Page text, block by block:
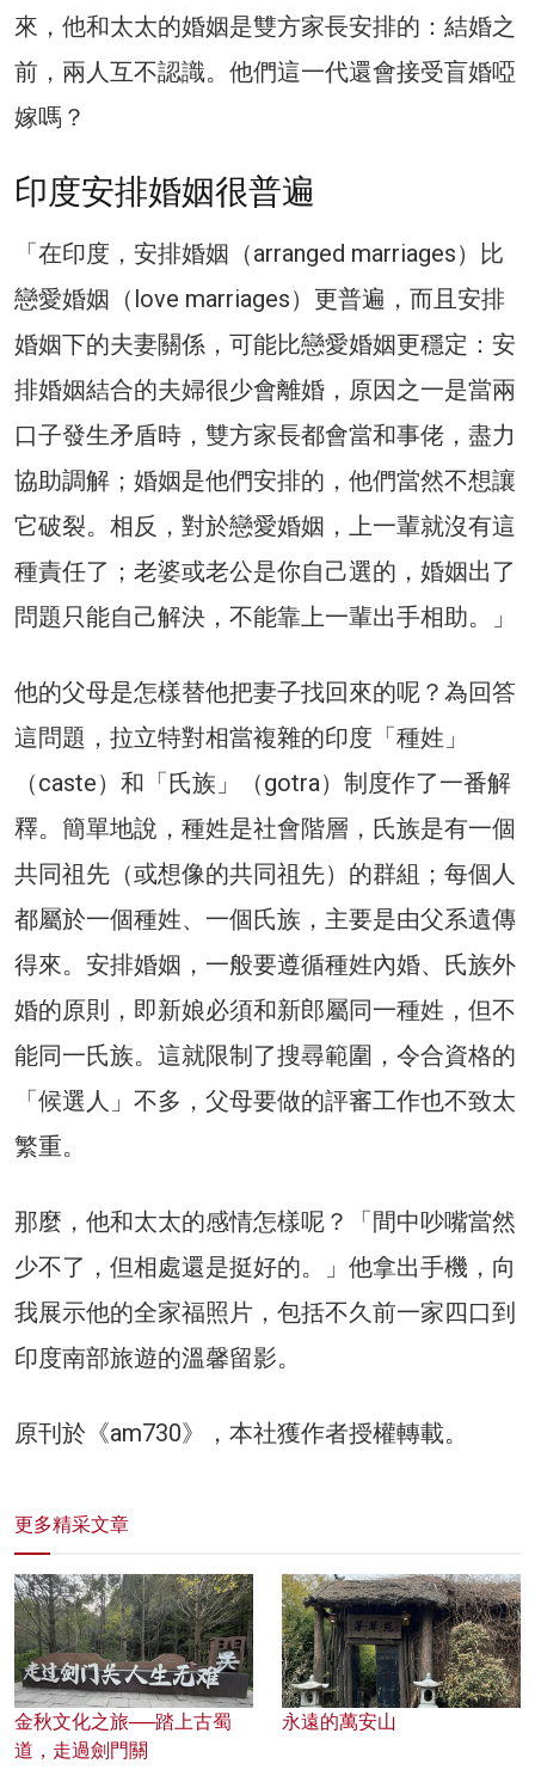
來，他和太太的婚姻是雙方家長安排的：結婚之
前，兩人互不認識。他們這一代還會接受盲婚啞
嫁嗎？
印度安排婚姻很普遍
「在印度，安排婚姻（arranged marriages）比
戀愛婚姻（love marriages）更普遍，而且安排
婚姻下的夫妻關係，可能比戀愛婚姻更穩定：安
排婚姻結合的夫婦很少會離婚，原因之一是當兩
口子發生矛盾時，雙方家長都會當和事佬，盡力
協助調解；婚姻是他們安排的，他們當然不想讓
它破裂。相反，對於戀愛婚姻，上一輩就沒有這
種責任了；老婆或老公是你自己選的，婚姻出了
問題只能自己解決，不能靠上一輩出手相助。」
他的父母是怎樣替他把妻子找回來的呢？為回答
這問題，拉立特對相當複雜的印度「種姓」
（caste）和「氏族」（gotra）制度作了一番解
釋。簡單地說，種姓是社會階層，氏族是有一個
共同祖先（或想像的共同祖先）的群組；每個人
都屬於一個種姓、一個氏族，主要是由父系遺傳
得來。安排婚姻，一般要遵循種姓內婚、氏族外
婚的原則，即新娘必須和新郎屬同一種姓，但不
能同一氏族。這就限制了搜尋範圍，令合資格的
「候選人」不多，父母要做的評審工作也不致太
繁重。
那麼，他和太太的感情怎樣呢？「間中吵嘴當然
少不了，但相處還是挺好的。」他拿出手機，向
我展示他的全家福照片，包括不久前一家四口到
印度南部旅遊的溫馨留影。
原刊於《am730》，本社獲作者授權轉載。
更多精采文章
金秋文化之旅──踏上古蜀
道，走過劍門關
永遠的萬安山